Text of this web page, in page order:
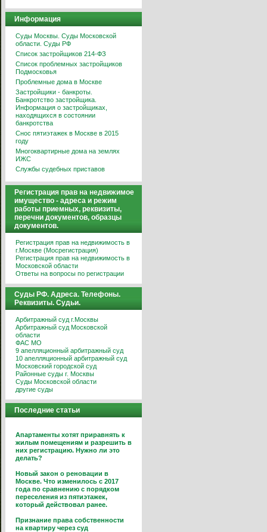
Информация
Суды Москвы. Суды Московской
области. Суды РФ
Список застройщиков 214-ФЗ
Список проблемных застройщиков
Подмосковья
Проблемные дома в Москве
Застройщики - банкроты.
Банкротство застройщика.
Информация о застройщиках,
находящихся в состоянии
банкротства
Снос пятиэтажек в Москве в 2015
году
Многоквартирные дома на землях
ИЖС
Службы судебных приставов
Регистрация прав на недвижимое
имущество - адреса и режим
работы приемных, реквизиты,
перечни документов, образцы
документов.
Регистрация прав на недвижимость в
г.Москве (Мосрегистрация)
Регистрация прав на недвижимость в
Московской области
Ответы на вопросы по регистрации
Суды РФ. Адреса. Телефоны.
Реквизиты. Судьи.
Арбитражный суд г.Москвы
Арбитражный суд Московской
области
ФАС МО
9 апелляционный арбитражный суд
10 апелляционный арбитражный суд
Московский городской суд
Районные суды г. Москвы
Суды Московской области
другие суды
Последние статьи
Апартаменты хотят приравнять к
жилым помещениям и разрешить в
них регистрацию. Нужно ли это
делать?
Новый закон о реновации в
Москве. Что изменилось с 2017
года по сравнению с порядком
переселения из пятиэтажек,
который действовал ранее.
Признание права собственности
на квартиру через суд